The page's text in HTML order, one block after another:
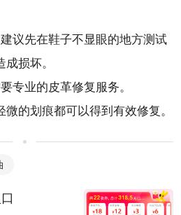
议先在鞋子不显眼的地方测试
损坏。
专业的皮革修复服务。
的划痕都可以得到有效修复。